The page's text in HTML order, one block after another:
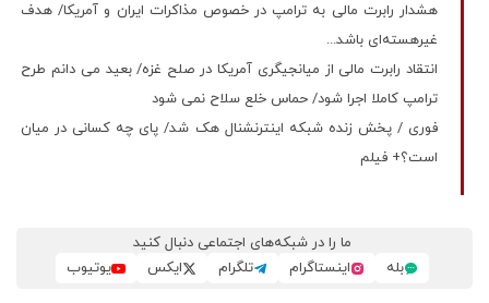
هشدار رابرت مالی به ترامپ در خصوص مذاکرات ایران و آمریکا/ هدف
غیرهسته‌ای باشد...
انتقاد رابرت مالی از میانجیگری آمریکا در صلح غزه/ بعید می دانم طرح
ترامپ کاملا اجرا شود/ حماس خلع سلاح نمی شود
فوری / پخش زنده شبکه اینترنشنال هک شد/ پای چه کسانی در میان
است؟+ فیلم
ما را در شبکه‌های اجتماعی دنبال کنید
بله
اینستاگرام تلگرام ایکس یوتیوب